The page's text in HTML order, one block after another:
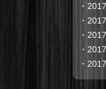
・
・
・
・
・